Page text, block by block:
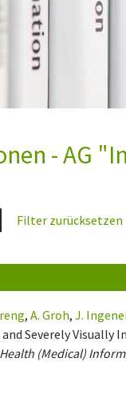
- AG
Filter zurücksetzen
,A. Groh,J.
Severely Visually
(Medical)